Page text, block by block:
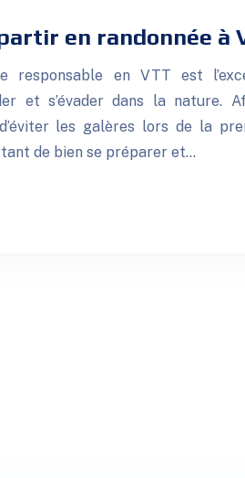
en randonnée à
responsable en VTT est
et s’évader dans la nature.
les galères lors de la
de bien se préparer et…